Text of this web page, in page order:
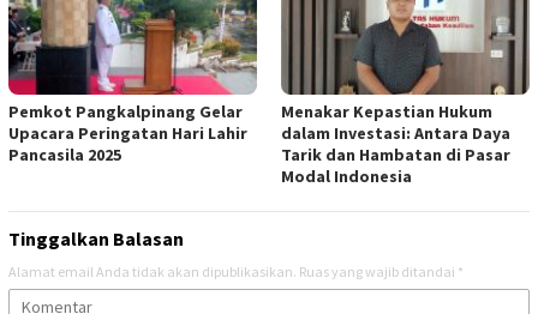
Pemkot Pangkalpinang Gelar
Upacara Peringatan Hari Lahir
Pancasila 2025
Menakar Kepastian Hukum
dalam Investasi: Antara Daya
Tarik dan Hambatan di Pasar
Modal Indonesia
Tinggalkan Balasan
Alamat email Anda tidak akan dipublikasikan. Ruas yang wajib ditandai *